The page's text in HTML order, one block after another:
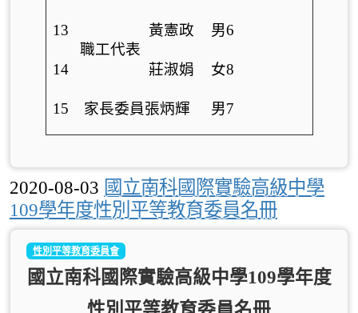
13
職工代表
黃憲政 男6
14 莊淑娟 女8
15 家長委員張炳輝 男7
2020-08-03 國立南科國際實驗高級中學
109學年度性別平等教育委員名冊
性別平等教育委員會
國立南科國際實驗高級中學109學年度